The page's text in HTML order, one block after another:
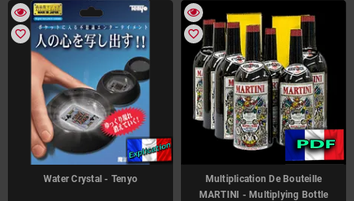
favorite_border
Water Crystal - Tenyo
favorite_border
Multiplication De Bouteille
MARTINI - Multiplying Bottle